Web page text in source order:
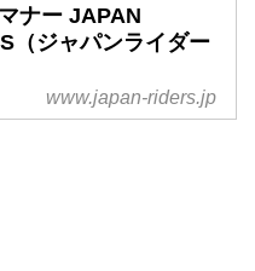
ナー JAPAN
（ジャパンライダー
www.japan-riders.jp